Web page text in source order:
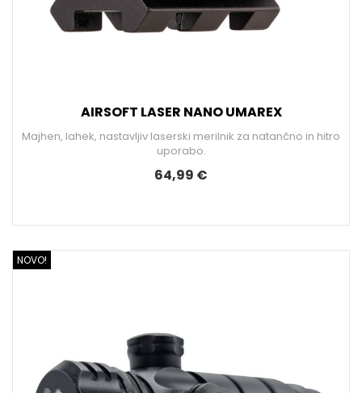
AIRSOFT LASER NANO UMAREX
Majhen, lahek, nastavljiv laserski merilnik za natančno in hitro
uporabo.
64,99 €
NOVO!